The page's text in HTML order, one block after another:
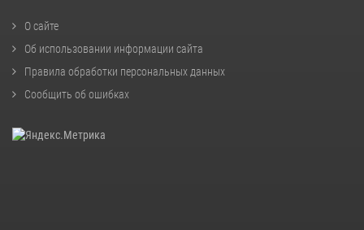
О сайте
Об использовании информации сайта
Правила обработки персональных данных
Сообщить об ошибках